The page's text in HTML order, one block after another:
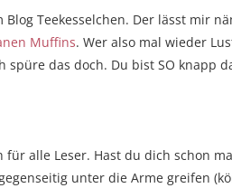
Teekesselchen. Der lässt mir
Muffins. Wer also mal wieder
das doch. Du bist SO knapp
alle Leser. Hast du dich schon
unter die Arme greifen